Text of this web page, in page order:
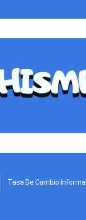
Tasa De Cambio Informal